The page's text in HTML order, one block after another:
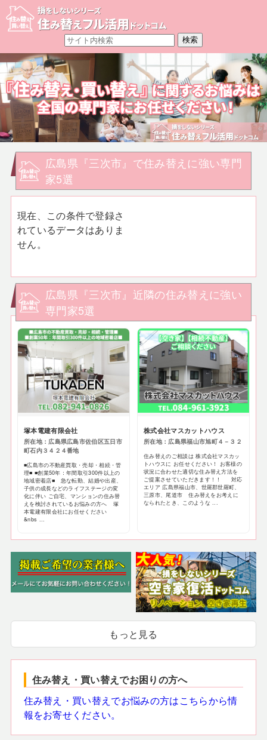
広島県『三次市』で住み替えに強い専門
家5選
現在、この条件で登録さ
れているデータはありま
せん。
広島県『三次市』近隣の住み替えに強い
専門家5選
塚本電建有限会社
所在地：広島県広島市佐伯区五日市
町石内３４２４番地
■広島市の不動産買取・売却・相続・管
理■ ■創業50年：年間取引300件以上の
地域密着店■ 急な転勤、結婚や出産、
子供の成長などのライフステージの変
化に伴い ご自宅、マンションの住み替
えを検討されているお悩みの方へ 塚
本電建有限会社にお任せください
&nbs ...
株式会社マスカットハウス
所在地：広島県福山市旭町４－３２
住み替えのご相談は 株式会社マスカッ
トハウスに お任せください！ お客様の
状況に合わせた適切な住み替え方法を
ご提案させていただきます！！ 対応
エリア 広島県福山市、世羅郡世羅町、
三原市、尾道市 住み替えをお考えに
なられたとき、このような ...
もっと見る
住み替え・買い替えでお困りの方へ
住み替え・買い替えでお悩みの方はこちらから情
報をお寄せください。